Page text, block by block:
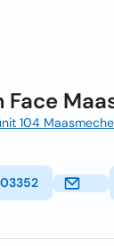
Face
104